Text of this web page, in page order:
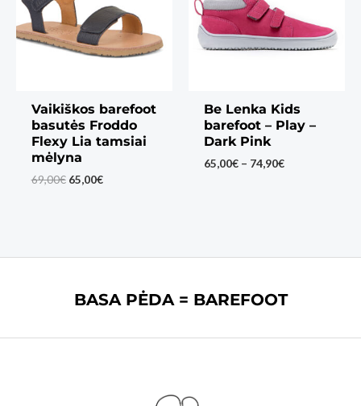
Vaikiškos barefoot
basutės Froddo
Flexy Lia tamsiai
mėlyna
69,00€ Original
65,00€Current
Be Lenka Kids
barefoot – Play –
Dark Pink
65,00€ – 74,90€Price
BASA PĖDA = BAREFOOT